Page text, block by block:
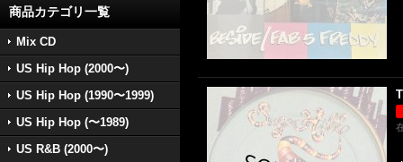
商品カテゴリ一覧
Mix CD
US Hip Hop (2000〜)
US Hip Hop (1990〜1999)
US Hip Hop (〜1989)
US R&B (2000〜)